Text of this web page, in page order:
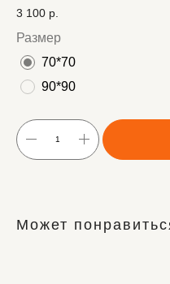
3 100 р.
Размер
70*70
90*90
Может